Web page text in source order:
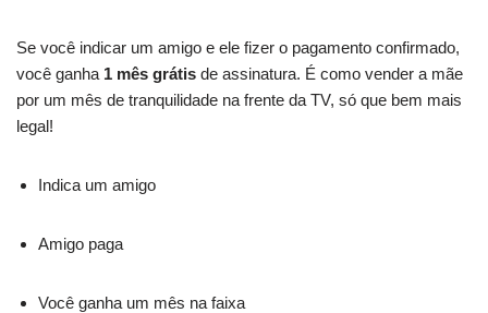
Se você indicar um amigo e ele fizer o pagamento confirmado,
você ganha 1 mês grátis de assinatura. É como vender a mãe
por um mês de tranquilidade na frente da TV, só que bem mais
legal!
Indica um amigo
Amigo paga
Você ganha um mês na faixa